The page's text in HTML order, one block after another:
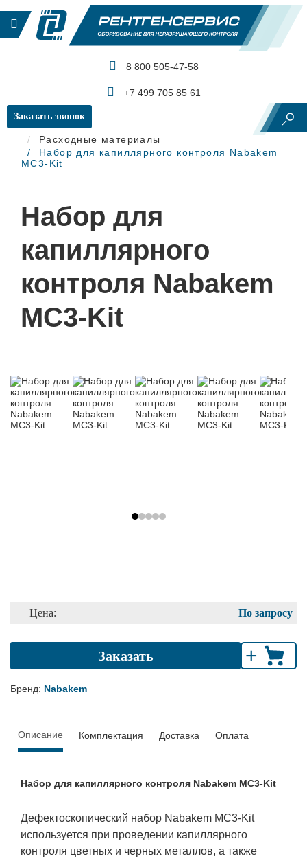
8 800 505-47-58
+7 499 705 85 61
Заказать звонок
Главная
Капиллярный контроль
Расходные материалы
Набор для капиллярного контроля Nabakem
MC3-Kit
Набор для
капиллярного
контроля Nabakem
MC3-Kit
По запросу
Цена:
Заказать +
Бренд: Nabakem
Описание Комплектация Доставка Оплата
Набор для капиллярного контроля Nabakem MC3-Kit
Дефектоскопический набор Nabakem MC3-Kit
используется при проведении капиллярного
контроля цветных и черных металлов, а также